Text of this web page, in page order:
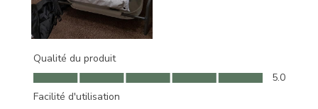
Qualité du produit
Qualité du produit, 5.0 sur 5
5.0
Facilité d'utilisation